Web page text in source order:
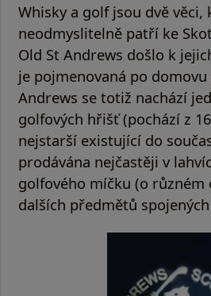
Whisky a golf jsou dvě věci,
neodmyslitelně patří ke
Old St Andrews došlo k
je pojmenovaná po domovu
Andrews se totiž nachází
golfových hřišť (pochází z
nejstarší existující do
prodávána nejčastěji v
golfového míčku (o
dalších předmětů